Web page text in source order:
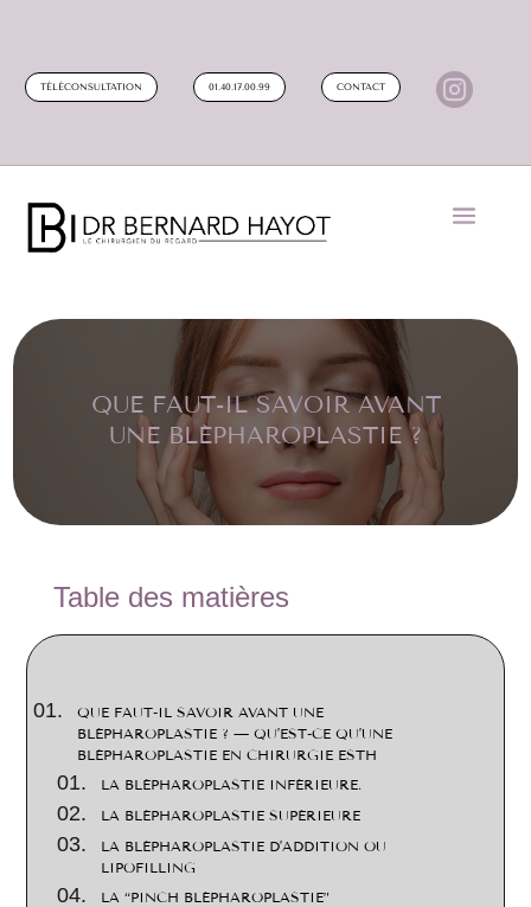
TÉLÉCONSULTATION 01.40.17.00.99 CONTACT 
QUE FAUT-IL SAVOIR AVANT
UNE BLÉPHAROPLASTIE ?
Table des matières
QUE FAUT-IL SAVOIR AVANT UNE
BLÉPHAROPLASTIE ? — QU’EST-CE QU’UNE
BLÉPHAROPLASTIE EN CHIRURGIE ESTH
LA BLÉPHAROPLASTIE INFÉRIEURE.
LA BLÉPHAROPLASTIE SUPÉRIEURE
LA BLÉPHAROPLASTIE D’ADDITION OU
LIPOFILLING
LA “PINCH BLÉPHAROPLASTIE”